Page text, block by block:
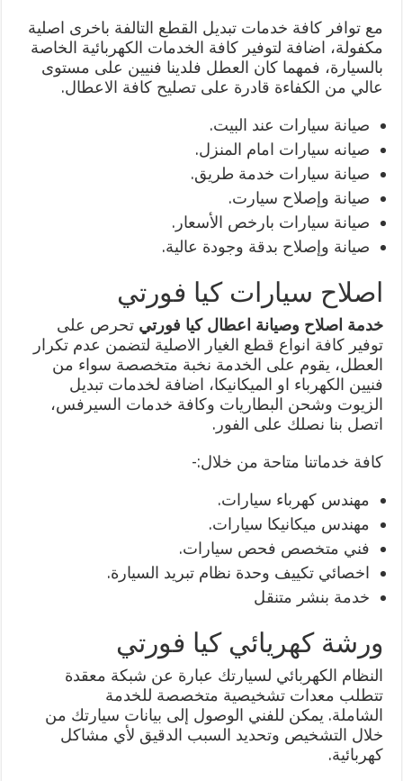
مع توافر كافة خدمات تبديل القطع التالفة باخرى اصلية
مكفولة، اضافة لتوفير كافة الخدمات الكهربائية الخاصة
بالسيارة، فمهما كان العطل فلدينا فنيين على مستوى
عالي من الكفاءة قادرة على تصليح كافة الاعطال.
صيانة سيارات عند البيت.
صيانه سيارات امام المنزل.
صيانة سيارات خدمة طريق.
صيانة وإصلاح سيارت.
صيانة سيارات بارخص الأسعار.
صيانة وإصلاح بدقة وجودة عالية.
اصلاح سيارات كيا فورتي
خدمة اصلاح وصيانة اعطال كيا فورتي تحرص على
توفير كافة انواع قطع الغيار الاصلية لتضمن عدم تكرار
العطل، يقوم على الخدمة نخبة متخصصة سواء من
فنيين الكهرباء او الميكانيكا، اضافة لخدمات تبديل
الزيوت وشحن البطاريات وكافة خدمات السيرفس،
اتصل بنا نصلك على الفور.
كافة خدماتنا متاحة من خلال:-
مهندس كهرباء سيارات.
مهندس ميكانيكا سيارات.
فني متخصص فحص سيارات.
اخصائي تكييف وحدة نظام تبريد السيارة.
خدمة بنشر متنقل
ورشة كهريائي كيا فورتي
النظام الكهربائي لسيارتك عبارة عن شبكة معقدة
تتطلب معدات تشخيصية متخصصة للخدمة
الشاملة. يمكن للفني الوصول إلى بيانات سيارتك من
خلال التشخيص وتحديد السبب الدقيق لأي مشاكل
كهربائية.